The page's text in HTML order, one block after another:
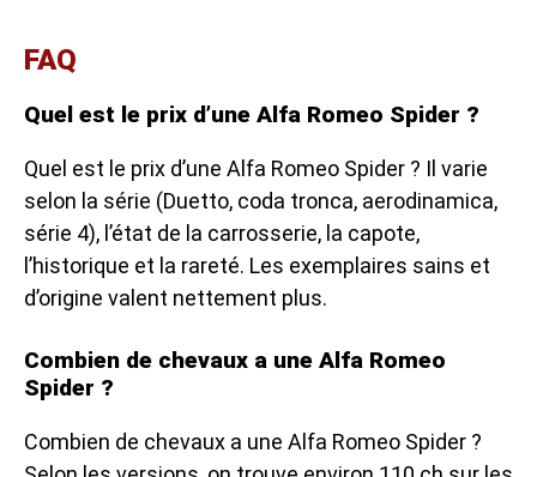
FAQ
Quel est le prix d’une Alfa Romeo Spider ?
Quel est le prix d’une Alfa Romeo Spider ? Il varie
selon la série (Duetto, coda tronca, aerodinamica,
série 4), l’état de la carrosserie, la capote,
l’historique et la rareté. Les exemplaires sains et
d’origine valent nettement plus.
Combien de chevaux a une Alfa Romeo
Spider ?
Combien de chevaux a une Alfa Romeo Spider ?